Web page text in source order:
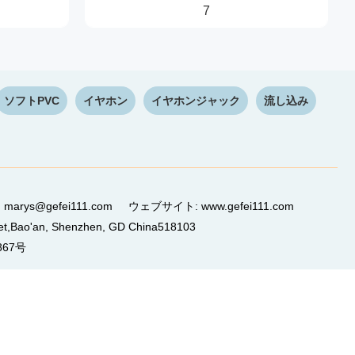
7
ソフトPVC イヤホン イヤホンジャック 流し込み
ウェブサイト: www.gefei111.com
Shenzhen, GD China518103
号